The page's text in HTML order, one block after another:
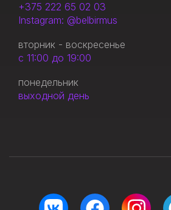
+375 222 65 02 03
Instagram: @belbirmus
вторник - воскресенье
с 11:00 до 19:00
понедельник
выходной день